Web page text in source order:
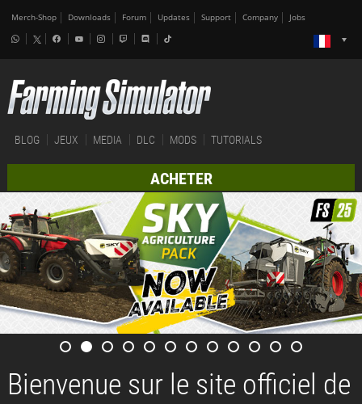
Merch-Shop Downloads Forum Updates Support Company Jobs
BLOG JEUX MEDIA DLC MODS TUTORIALS
ACHETER
Bienvenue sur le site officiel de